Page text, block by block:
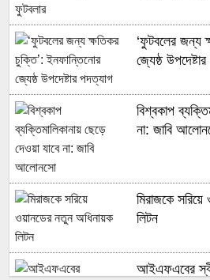
‘ফুটবলের জন্য
জ্যেষ্ঠ
বিশ্বকাপ
না: জাবি
মিরাজকে
লিটন
আইএফএবের